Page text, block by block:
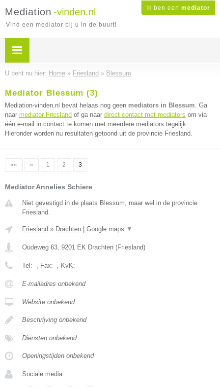
Ik ben een mediator
Mediation -vinden.nl
Vind een mediator bij u in de buurt!
U bent nu hier: Home » Friesland » Blessum
Mediator Blessum (3)
Mediation-vinden.nl bevat helaas nog geen mediators in Blessum. Ga
naar mediator Friesland of ga naar direct contact met mediators om via
één e-mail in contact te komen met meerdere mediators tegelijk.
Hieronder worden nu resultaten getoond uit de provincie Friesland.
«« « 1 2 3
Mediator Annelies Schiere
Niet gevestigd in de plaats Blessum, maar wel in de provincie
Friesland.
Friesland » Drachten Google maps ▼
Oudeweg 63, 9201 EK Drachten (Friesland)
Tel: -, Fax: -, KvK: -
E-mailadres onbekend
Website onbekend
Beschrijving onbekend
Diensten onbekend
Openingstijden onbekend
Sociale media: